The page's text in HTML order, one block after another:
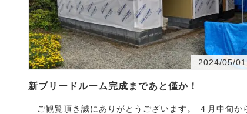
2024/05/01
新ブリードルーム完成まであと僅か！
ご観覧頂き誠にありがとうございます。 ４月中旬から